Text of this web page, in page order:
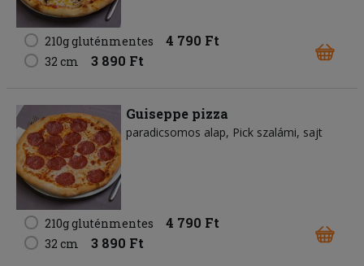
210g gluténmentes 4 790 Ft
32 cm 3 890 Ft
Guiseppe pizza
paradicsomos alap Pick szalámi sajt
210g gluténmentes 4 790 Ft
32 cm 3 890 Ft